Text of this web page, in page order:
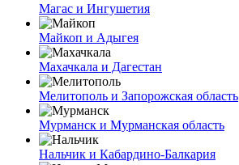
Магас и Ингушетия
Майкоп и Адыгея
Махачкала и Дагестан
Мелитополь и Запорожская область
Мурманск и Мурманская область
Нальчик и Кабардино-Балкария